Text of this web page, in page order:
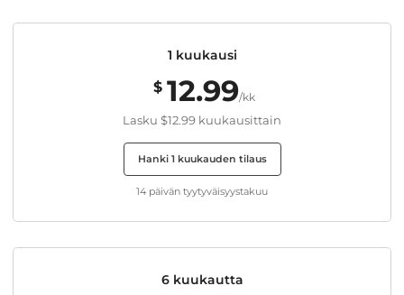
1 kuukausi
$ 12.99/kk
Lasku $12.99 kuukausittain
Hanki 1 kuukauden tilaus
14 päivän tyytyväisyystakuu
6 kuukautta